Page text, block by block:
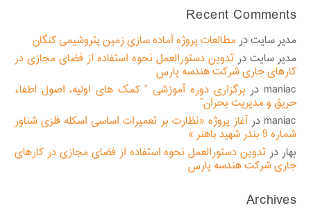
Recent Comments
مدیر سایتدر مطالعات پروژه آماده سازی زمین پتروشیمی کنگان
مدیر سایت در تدوین دستورالعمل نحوه استفاده از فضای مجازی در
کارهای جاری شرکت هندسه پارس
maniac در برگزاری دوره آموزشی ” کمک های اولیه، اصول اطفاء
حریق و مدیریت بحران”
maniac درآغاز پروژه «نظارت بر تعمیرات اساسی اسکله فلزی شناور
شماره 9 بندر شهید باهنر »
بهار در تدوین دستورالعمل نحوه استفاده از فضای مجازی در کارهای
جاری شرکت هندسه پارس
Archives